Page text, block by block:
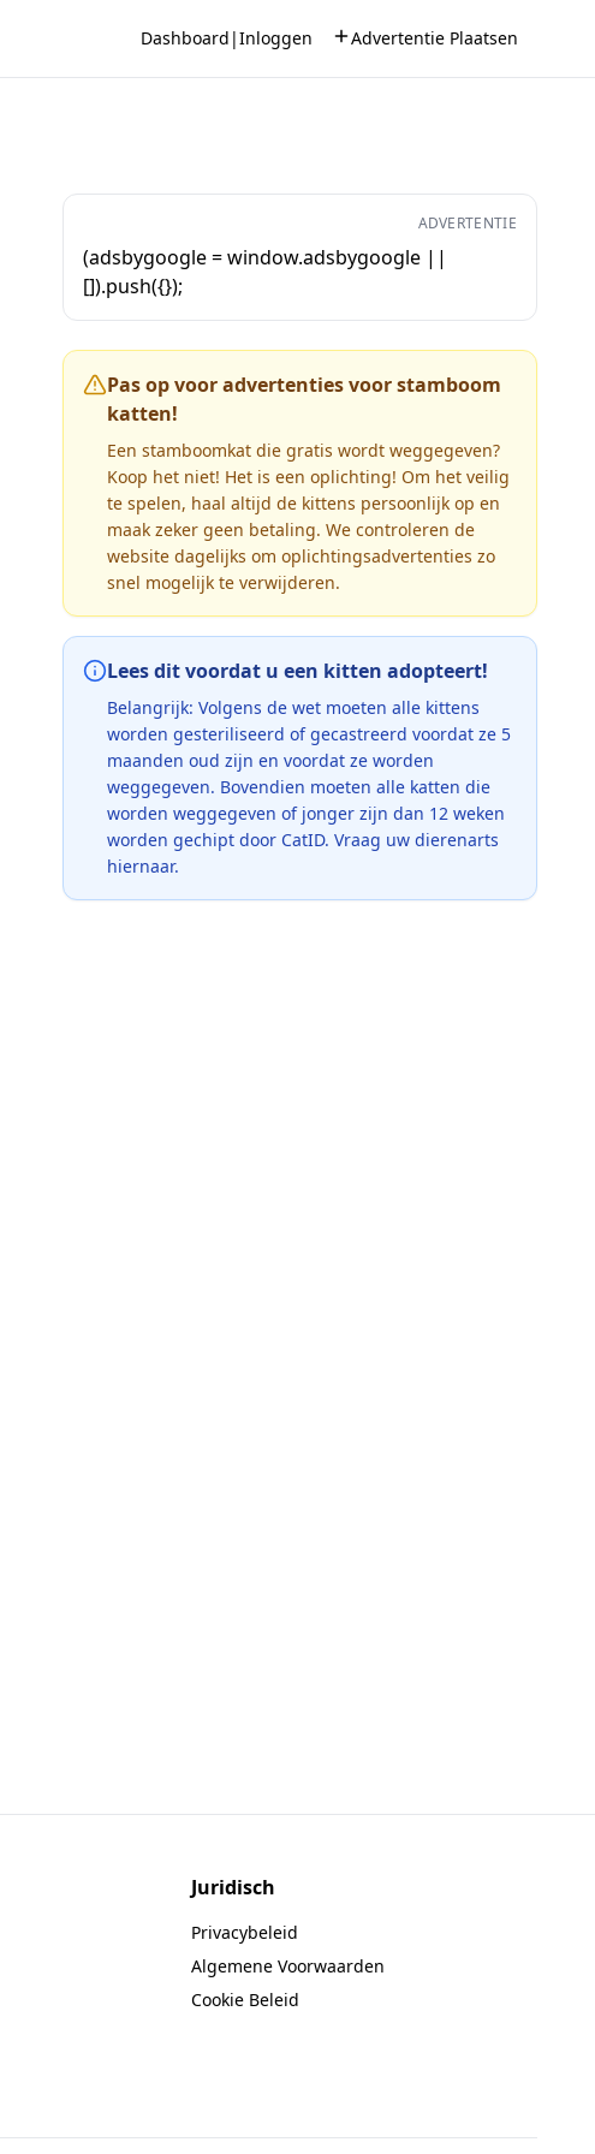
Dashboard |Inloggen Advertentie Plaatsen
ADVERTENTIE
(adsbygoogle = window.adsbygoogle ||
[]).push({});
Pas op voor advertenties voor stamboom
katten!
Een stamboomkat die gratis wordt weggegeven?
Koop het niet! Het is een oplichting! Om het veilig
te spelen, haal altijd de kittens persoonlijk op en
maak zeker geen betaling. We controleren de
website dagelijks om oplichtingsadvertenties zo
snel mogelijk te verwijderen.
Lees dit voordat u een kitten adopteert!
Belangrijk: Volgens de wet moeten alle kittens
worden gesteriliseerd of gecastreerd voordat ze 5
maanden oud zijn en voordat ze worden
weggegeven. Bovendien moeten alle katten die
worden weggegeven of jonger zijn dan 12 weken
worden gechipt door CatID. Vraag uw dierenarts
hiernaar.
Juridisch
Privacybeleid
Algemene Voorwaarden
Cookie Beleid